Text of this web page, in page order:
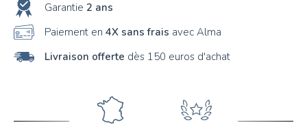
Garantie 2 ans
Paiement en 4X sans frais avec Alma
Livraison offerte dès 150 euros d'achat